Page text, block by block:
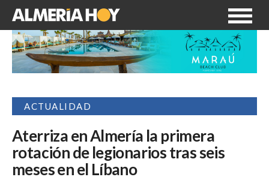
ACTUALIDAD
Aterriza en Almería la primera
rotación de legionarios tras seis
meses en el Líbano